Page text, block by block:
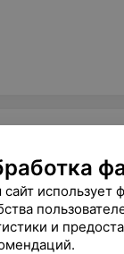
использует
и